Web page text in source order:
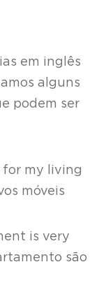
em inglês
alguns
podem ser
for my living
móveis
is very
são